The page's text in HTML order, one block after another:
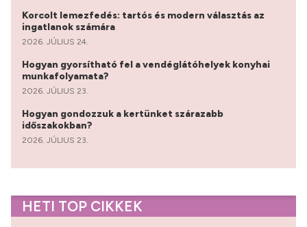
Korcolt lemezfedés: tartós és modern választás az
ingatlanok számára
2026. JÚLIUS 24.
Hogyan gyorsítható fel a vendéglátóhelyek konyhai
munkafolyamata?
2026. JÚLIUS 23.
Hogyan gondozzuk a kertünket szárazabb
időszakokban?
2026. JÚLIUS 23.
HETI TOP CIKKEK